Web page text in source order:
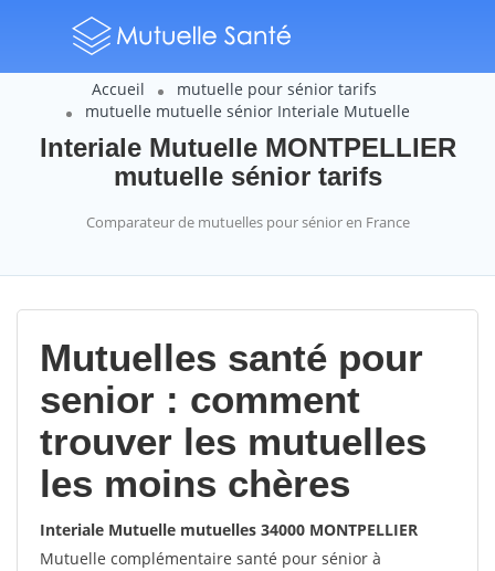
Accueil
mutuelle pour sénior tarifs
mutuelle mutuelle sénior Interiale Mutuelle
Interiale Mutuelle MONTPELLIER
mutuelle sénior tarifs
Comparateur de mutuelles pour sénior en France
Mutuelles santé pour
senior : comment
trouver les mutuelles
les moins chères
Interiale Mutuelle mutuelles 34000 MONTPELLIER
Mutuelle complémentaire santé pour sénior à